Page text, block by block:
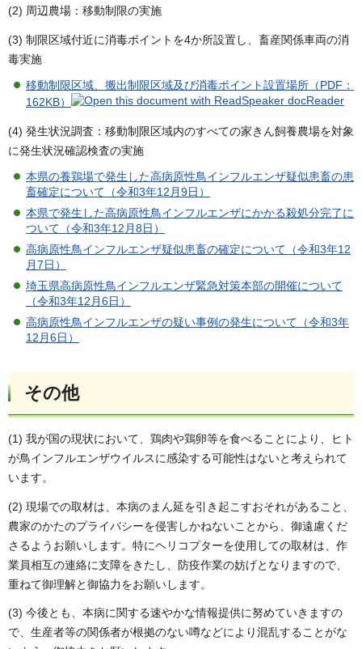
(2) 周辺農場：移動制限の実施
(3) 制限区域付近に消毒ポイントを4か所設置し、畜産関係車両の消
毒実施
移動制限区域、搬出制限区域及び消毒ポイント設置場所（PDF：
162KB）
(4) 発生状況調査：移動制限区域内のすべての家きん飼養農場を対象
に発生状況確認検査の実施
本県の養鶏場で発生した高病原性鳥インフルエンザ疑似患畜の患
畜確定について（令和3年12月9日）
本県で発生した高病原性鳥インフルエンザにかかる殺処分完了に
ついて（令和3年12月8日）
高病原性鳥インフルエンザ疑似患畜の確定について（令和3年12
月7日）
埼玉県高病原性鳥インフルエンザ緊急対策本部の開催について
（令和3年12月6日）
高病原性鳥インフルエンザの疑い事例の発生について（令和3年
12月6日）
その他
(1) 我が国の現状において、鶏肉や鶏卵等を食べることにより、ヒト
が鳥インフルエンザウイルスに感染する可能性はないと考えられて
います。
(2) 現場での取材は、本病のまん延を引き起こすおそれがあること、
農家のかたのプライバシーを侵害しかねないことから、御遠慮くだ
さるようお願いします。特にヘリコプターを使用しての取材は、作
業員相互の連絡に支障をきたし、防疫作業の妨げとなりますので、
重ねて御理解と御協力をお願いします。
(3) 今後とも、本病に関する速やかな情報提供に努めていきますの
で、生産者等の関係者が根拠のない噂などにより混乱することがな